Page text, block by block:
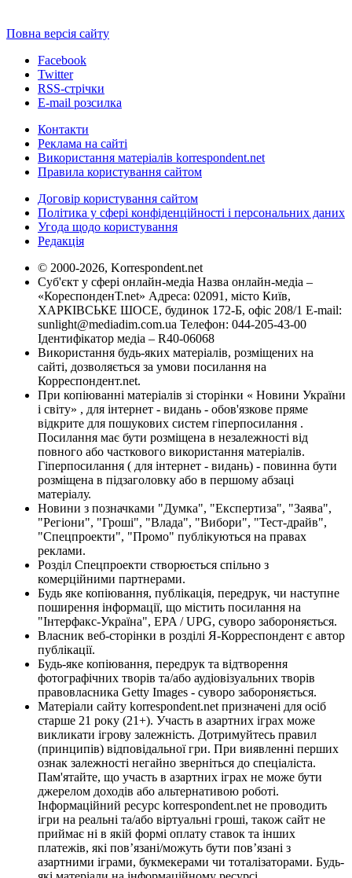
Повна версія сайту
Facebook
Twitter
RSS-стрічки
E-mail розсилка
Контакти
Реклама на сайті
Використання матеріалів korrespondent.net
Правила користування сайтом
Договір користування сайтом
Політика у сфері конфіденційності і персональних даних
Угода щодо користування
Редакція
© 2000-2026, Korrespondent.net
Суб'єкт у сфері онлайн-медіа Назва онлайн-медіа –
«КореспонденТ.net» Адреса: 02091, місто Київ,
ХАРКІВСЬКЕ ШОСЕ, будинок 172-Б, офіс 208/1 E-mail:
sunlight@mediadim.com.ua Телефон: 044-205-43-00
Ідентифікатор медіа – R40-06068
Використання будь-яких матеріалів, розміщених на
сайті, дозволяється за умови посилання на
Корреспондент.net.
При копіюванні матеріалів зі сторінки « Новини України
і світу» , для інтернет - видань - обов'язкове пряме
відкрите для пошукових систем гіперпосилання .
Посилання має бути розміщена в незалежності від
повного або часткового використання матеріалів.
Гіперпосилання ( для інтернет - видань) - повинна бути
розміщена в підзаголовку або в першому абзаці
матеріалу.
Новини з позначками "Думка", "Експертиза", "Заява",
"Регіони", "Гроші", "Влада", "Вибори", "Тест-драйв",
"Спецпроекти", "Промо" публікуються на правах
реклами.
Розділ Спецпроекти створюється спільно з
комерційними партнерами.
Будь яке копіювання, публікація, передрук, чи наступне
поширення інформації, що містить посилання на
"Інтерфакс-Україна", EPA / UPG, суворо забороняється.
Власник веб-сторінки в розділі Я-Корреспондент є автор
публікації.
Будь-яке копіювання, передрук та відтворення
фотографічних творів та/або аудіовізуальних творів
правовласника Getty Images - суворо забороняється.
Матеріали сайту korrespondent.net призначені для осіб
старше 21 року (21+). Участь в азартних іграх може
викликати ігрову залежність. Дотримуйтесь правил
(принципів) відповідальної гри. При виявленні перших
ознак залежності негайно зверніться до спеціаліста.
Пам'ятайте, що участь в азартних іграх не може бути
джерелом доходів або альтернативою роботі.
Інформаційний ресурс korrespondent.net не проводить
ігри на реальні та/або віртуальні гроші, також сайт не
приймає ні в якій формі оплату ставок та інших
платежів, які пов’язані/можуть бути пов’язані з
азартними іграми, букмекерами чи тоталізаторами. Будь-